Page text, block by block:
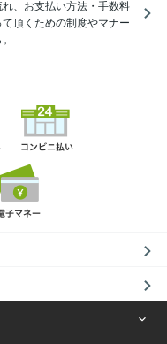
、お支払い方法・手数料
頂くための制度やマナー